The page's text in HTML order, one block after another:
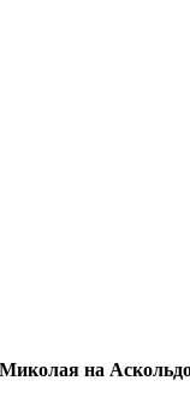
на